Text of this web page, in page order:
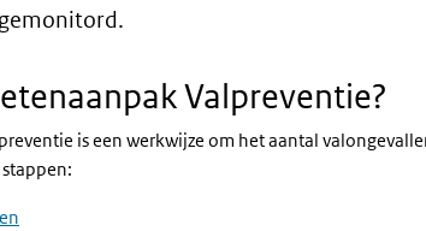
Valpreventie?
is een werkwijze om het aantal